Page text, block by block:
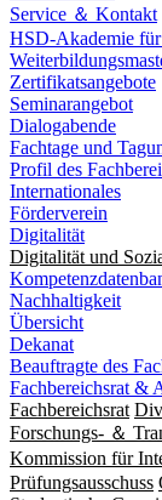
Service ＆ Kontakt
HSD-Akademie
Zertifikatsangebote
Seminarangebot
Dialogabende
Fachtage und
Profil des
Internationales
Förderverein
Digitalität
Digitalität und
Nachhaltigkeit
Übersicht
Dekanat
Beauftragte des
Fachbereichsrat &
Fachbereichsrat
Forschungs- ＆
Kommission für
Prüfungsausschuss